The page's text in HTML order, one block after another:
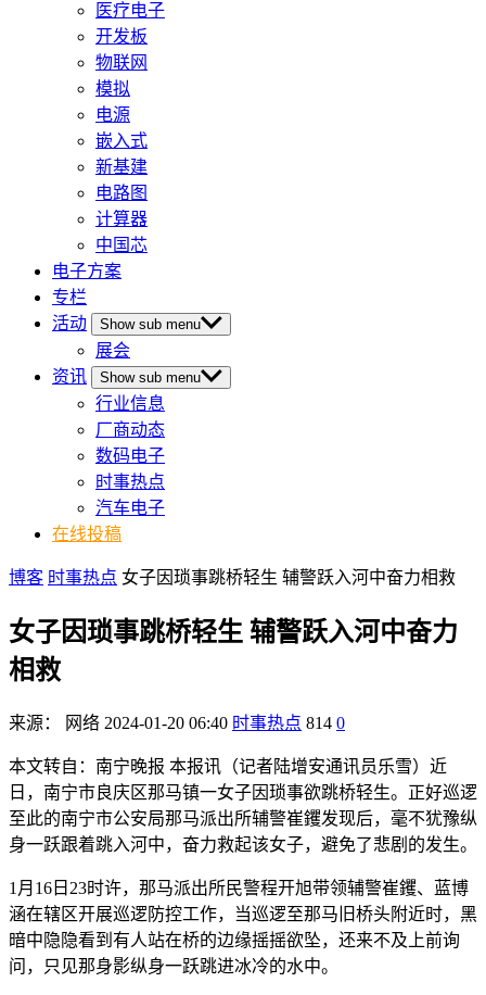
医疗电子
开发板
物联网
模拟
电源
嵌入式
新基建
电路图
计算器
中国芯
电子方案
专栏
活动
Show sub menu
展会
资讯
Show sub menu
行业信息
厂商动态
数码电子
时事热点
汽车电子
在线投稿
博客 时事热点 女子因琐事跳桥轻生 辅警跃入河中奋力相救
女子因琐事跳桥轻生 辅警跃入河中奋力
相救
来源： 网络 2024-01-20 06:40 时事热点 814 0
本文转自：南宁晚报 本报讯（记者陆增安通讯员乐雪）近
日，南宁市良庆区那马镇一女子因琐事欲跳桥轻生。正好巡逻
至此的南宁市公安局那马派出所辅警崔钁发现后，毫不犹豫纵
身一跃跟着跳入河中，奋力救起该女子，避免了悲剧的发生。
1月16日23时许，那马派出所民警程开旭带领辅警崔钁、蓝博
涵在辖区开展巡逻防控工作，当巡逻至那马旧桥头附近时，黑
暗中隐隐看到有人站在桥的边缘摇摇欲坠，还来不及上前询
问，只见那身影纵身一跃跳进冰冷的水中。